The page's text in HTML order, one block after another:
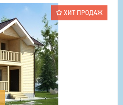
ХИТ ПРОДАЖ